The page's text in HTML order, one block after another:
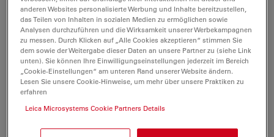
Polycrystalline 316 L
Bodelot L
Experimental Mechanics
2019 vol: 59 (5) pp: 691-702
Back to the edge: relative coordinate system for use-
wear analysis
Calandra I, Schunk L, Rodriguez A, Gneisinger W,
anderen Websites personalisierte Werbung und Inhalte bereitzustellen,
das Teilen von Inhalten in sozialen Medien zu ermöglichen sowie
Analysen durchzuführen und die Wirksamkeit unserer Werbekampagnen
zu messen. Durch Klicken auf „Alle Cookies akzeptieren“ stimmen Sie
dem sowie der Weitergabe dieser Daten an unsere Partner zu (siehe Link
unten). Sie können Ihre Einwilligungseinstellungen jederzeit im Bereich
„Cookie-Einstellungen“ am unteren Rand unserer Website ändern.
Lesen Sie unsere Cookie-Hinweise, um mehr über unsere Praktiken zu
erfahren
Leica Microsystems Cookie Partners Details